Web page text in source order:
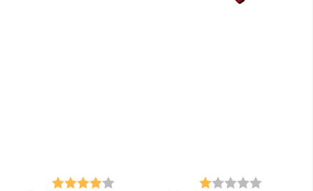
Karakter: 4.0 av 5 mulige Karakter: 1.0 av 5